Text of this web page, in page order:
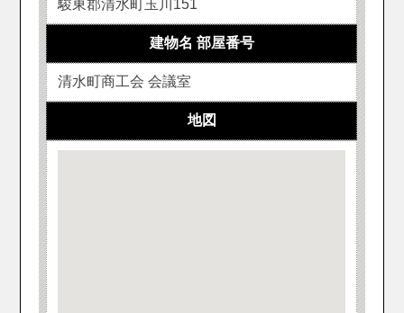
駿東郡清水町玉川151
建物名 部屋番号
清水町商工会 会議室
地図